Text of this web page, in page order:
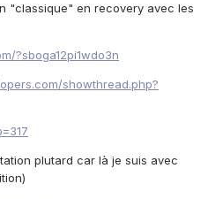
"classique" en recovery avec les
?sboga12pi1wdo3n
showthread.php?
plutard car là je suis avec